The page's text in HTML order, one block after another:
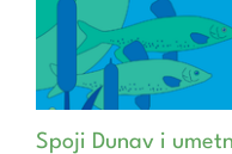
Spoji Dunav i